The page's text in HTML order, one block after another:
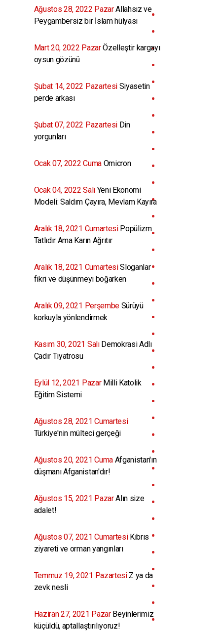
Ağustos 28, 2022 PazarAllahsız ve
Peygambersiz bir İslam hülyası
Mart 20, 2022 PazarÖzelleştir kargayı
oysun gözünü
Şubat 14, 2022 PazartesiSiyasetin
perde arkası
Şubat 07, 2022 PazartesiDin
yorgunları
Ocak 07, 2022 CumaOmicron
Ocak 04, 2022 SalıYeni Ekonomi
Modeli: Saldım Çayıra, Mevlam Kayıra
Aralık 18, 2021 CumartesiPopülizm
Tatlıdır Ama Karın Ağrıtır
Aralık 18, 2021 CumartesiSloganlar
fikri ve düşünmeyi boğarken
Aralık 09, 2021 PerşembeSürüyü
korkuyla yönlendirmek
Kasım 30, 2021 SalıDemokrasi Adlı
Çadır Tiyatrosu
Eylül 12, 2021 PazarMilli Katolik
Eğitim Sistemi
Ağustos 28, 2021 Cumartesi
Türkiye'nin mülteci gerçeği
Ağustos 20, 2021 CumaAfganistan'ın
düşmanı Afganistan'dır!
Ağustos 15, 2021 PazarAlın size
adalet!
Ağustos 07, 2021 CumartesiKıbrıs
ziyareti ve orman yangınları
Temmuz 19, 2021 PazartesiZ ya da
zevk nesli
Haziran 27, 2021 PazarBeyinlerimiz
küçüldü, aptallaştırılıyoruz!